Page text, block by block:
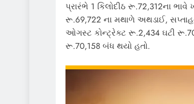
પ્રારંભે 1 કિલોદીઠ રૂ.72,312ના
રૂ.69,722 ના મથાળે અથડાઈ,
ઓગસ્ટ કોન્ટ્રેક્ટ રૂ.2,434 ઘટી
રૂ.70,158 બંધ થયો હતો.